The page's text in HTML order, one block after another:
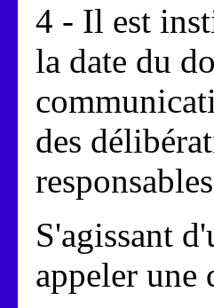
4 - Il est
la date du
des
S'agissant
appeler